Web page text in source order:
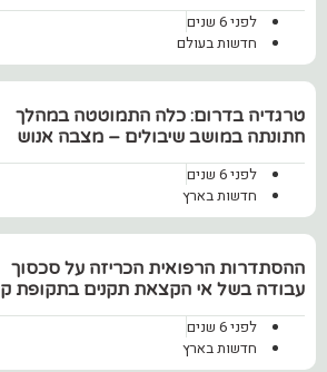
לפני 6 שנים
חדשות בעולם
טרגדיה בדרום: כלה התמוטטה במהלך
חתונתה במושב שיבולים – מצבה אנוש
לפני 6 שנים
חדשות בארץ
‏ההסתדרות הרפואית הכריזה על סכסוך
עבודה בשל אי הקצאת תקנים בתקופת
לפני 6 שנים
חדשות בארץ